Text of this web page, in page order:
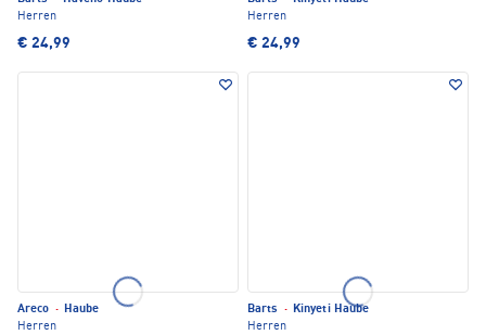
Herren
€ 24,99
Herren
€ 24,99
Areco · Haube
Herren
Barts · Kinyeti Haube
Herren